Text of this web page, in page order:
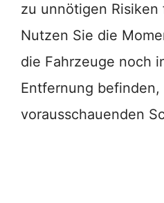
zu unnötigen Risiken
Nutzen Sie die
die Fahrzeuge noch
Entfernung befinden,
vorausschauenden